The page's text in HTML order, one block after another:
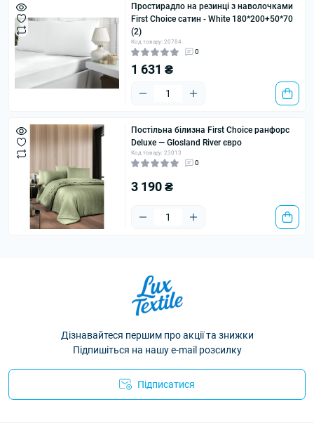
Простирадло на резинці з наволочками
First Choice сатин - White 180*200+50*70
(2)
Код товару: 20784
0
1 631 ₴
Постільна білизна First Choice ранфорс
Deluxe — Glosland River євро
Код товару: 23013
0
3 190 ₴
Дізнавайтеся першим про акції та знижки
Підпишіться на нашу e-mail розсилку
Підписатися